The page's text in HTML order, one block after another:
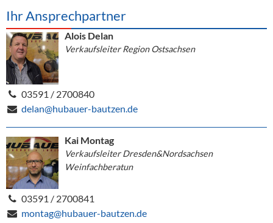
Ihr Ansprechpartner
Alois Delan
Verkaufsleiter Region Ostsachsen
03591 / 2700840
delan@hubauer-bautzen.de
Kai Montag
Verkaufsleiter Dresden&Nordsachsen
Weinfachberatun
03591 / 2700841
montag@hubauer-bautzen.de